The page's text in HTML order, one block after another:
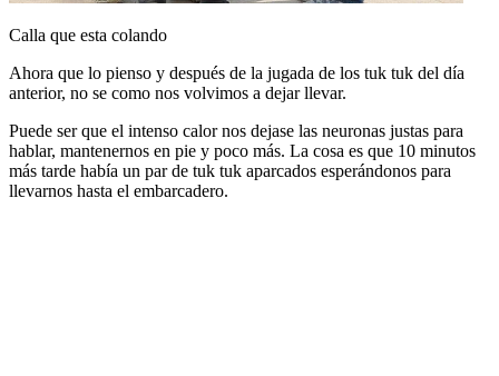
Calla que esta colando
Ahora que lo pienso y después de la jugada de los tuk tuk del día
anterior, no se como nos volvimos a dejar llevar.
Puede ser que el intenso calor nos dejase las neuronas justas para
hablar, mantenernos en pie y poco más. La cosa es que 10 minutos
más tarde había un par de tuk tuk aparcados esperándonos para
llevarnos hasta el embarcadero.